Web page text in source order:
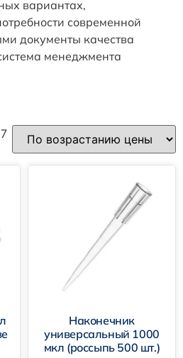
вариантах,
современной
документы качества
менеджмента
Наконечник
универсальный 1000
мкл (россыпь 500 шт.)